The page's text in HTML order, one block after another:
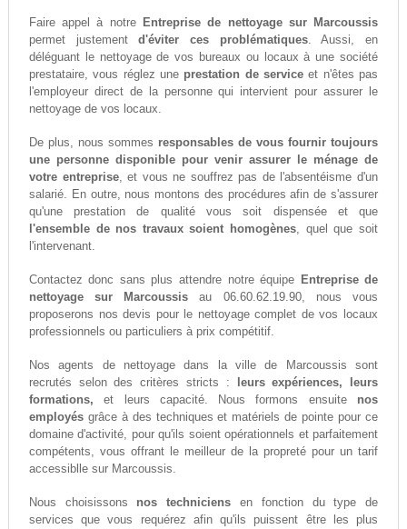
Faire appel à notre Entreprise de nettoyage sur Marcoussis
permet justementd'éviter ces problématiques. Aussi, en
déléguant le nettoyage de vos bureaux ou locaux à une société
prestataire, vous réglez une prestation de service et n'êtes pas
l'employeur direct de la personne qui intervient pour assurer le
nettoyage de vos locaux.
De plus, nous sommes responsables de vous fournir toujours
une personne disponible pour venir assurer le ménage de
votre entreprise, et vous ne souffrez pas de l'absentéisme d'un
salarié. En outre, nous montons des procédures afin de s'assurer
qu'une prestation de qualité vous soit dispensée et que
l'ensemble de nos travaux soient homogènes, quel que soit
l'intervenant.
Contactez donc sans plus attendre notre équipe Entreprise de
nettoyage sur Marcoussis au 06.60.62.19.90, nous vous
proposerons nos devis pour le nettoyage complet de vos locaux
professionnels ou particuliers à prix compétitif.
Nos agents de nettoyage dans la ville de Marcoussis sont
recrutés selon des critères stricts :
leurs expériences, leurs
formations, et leurs capacité. Nous formons ensuite nos
employésgrâce à des techniques et matériels de pointe pour ce
domaine d'activité, pour qu'ils soient opérationnels et parfaitement
compétents, vous offrant le meilleur de la propreté pour un tarif
accessiblle sur Marcoussis.
Nous choisissons nos techniciens en fonction du type de
services que vous requérez afin qu'ils puissent être les plus